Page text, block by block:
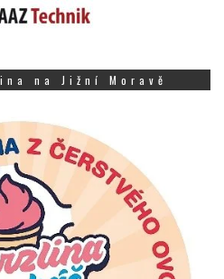
na Jižní Moravě